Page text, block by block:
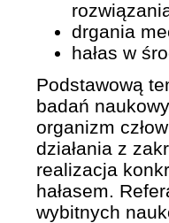
drgania
hałas w
Podstawową
badań
organizm
działania z
realizacja
hałasem.
wybitnych